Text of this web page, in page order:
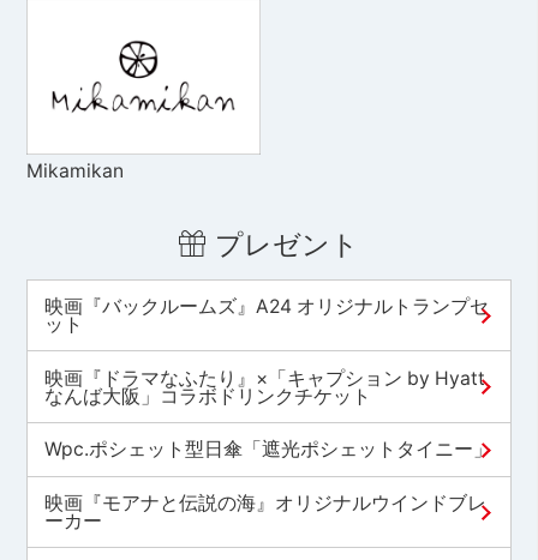
Mikamikan
プレゼント
映画『バックルームズ』A24 オリジナルトランプセ
ット
映画『ドラマなふたり』×「キャプション by Hyatt
なんば大阪」コラボドリンクチケット
Wpc.ポシェット型日傘「遮光ポシェットタイニー」
映画『モアナと伝説の海』オリジナルウインドブレ
ーカー